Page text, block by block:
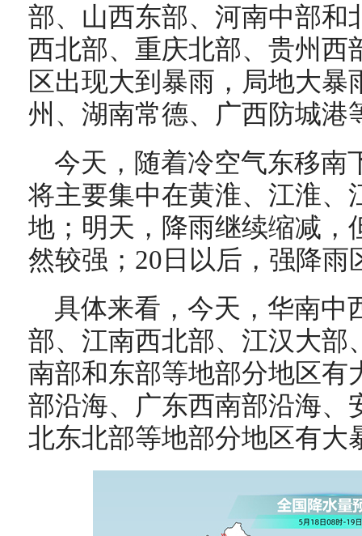
部、山西东部、河南中部和
西北部、重庆北部、贵州西
区出现大到暴雨，局地大
州、湖南常德、广西防城港
今天，随着冷空气东移南
将主要集中在黄淮、江淮、
地；明天，降雨继续缩减，
然较强；20日以后，强降
具体来看，今天， 华南中
部、江南西北部、江汉大部
南部和东部等地部分地区有
部沿海、广东西南部沿海、
北东北部等地部分地区有大